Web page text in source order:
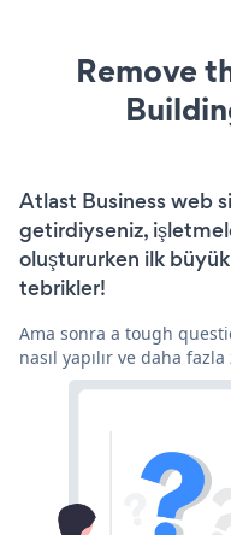
Remove
Atlast Business web
getirdiyseniz,
oluştururken ilk
tebrikler!
Ama sonra a tough
nasıl yapılır ve daha